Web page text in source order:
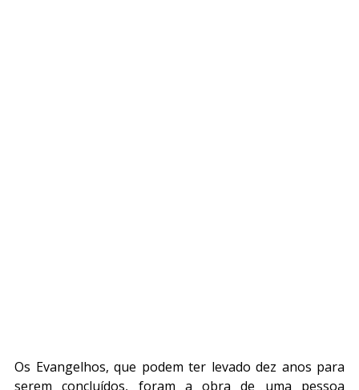
Os Evangelhos, que podem ter levado dez anos para
serem concluídos, foram a obra de uma pessoa